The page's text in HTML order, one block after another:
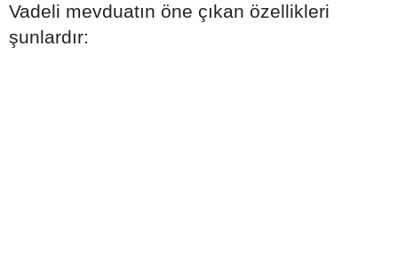
Vadeli mevduatın öne çıkan özellikleri
şunlardır: